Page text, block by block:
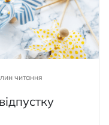
читання